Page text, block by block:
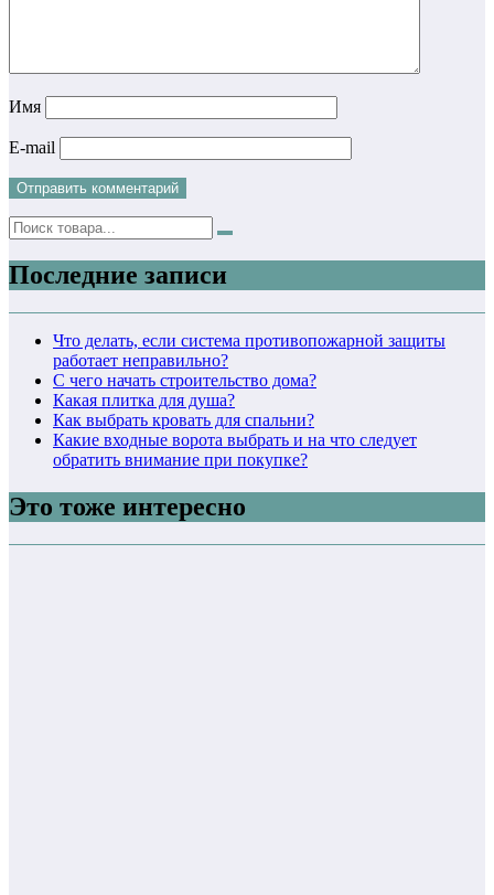
Имя
E-mail
Последние записи
Что делать, если система противопожарной защиты
работает неправильно?
С чего начать строительство дома?
Какая плитка для душа?
Как выбрать кровать для спальни?
Какие входные ворота выбрать и на что следует
обратить внимание при покупке?
Это тоже интересно